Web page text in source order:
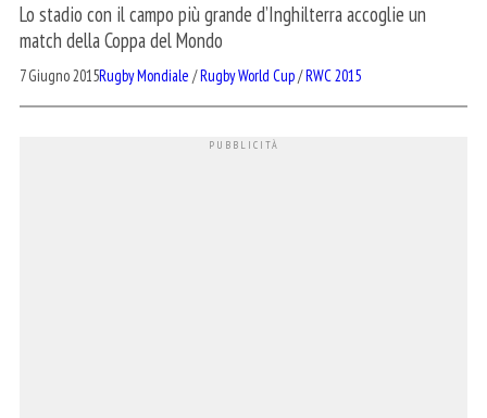
Lo stadio con il campo più grande d’Inghilterra accoglie un
match della Coppa del Mondo
7 Giugno 2015Rugby Mondiale /Rugby World Cup/RWC 2015